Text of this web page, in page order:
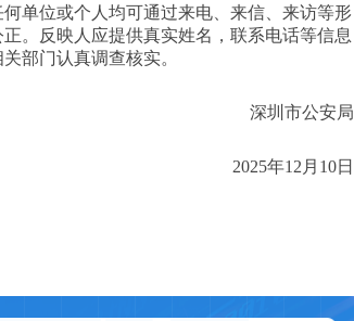
何单位或个人均可通过来电、来信、来访等形
。反映人应提供真实姓名，联系电话等信息
部门认真调查核实。
深圳市公安局
2025年12月10日